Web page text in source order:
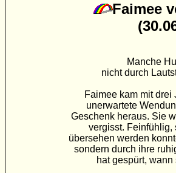
Faimee
Manche
nicht durch
Faimee kam mit drei
unerwartete
Geschenk heraus. Sie
vergisst. Feinfühlig,
übersehen werden
sondern durch ihre
hat gespürt,